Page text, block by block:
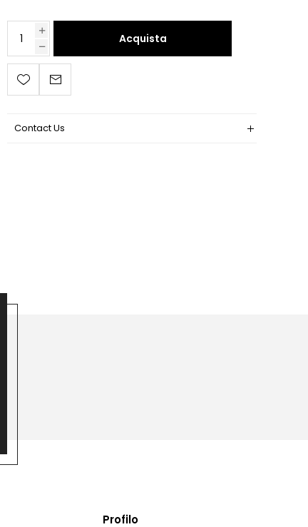
Acquista
Contact Us
Profilo